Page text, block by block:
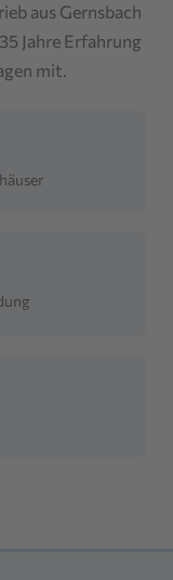
aus Gernsbach
Jahre Erfahrung
mit.